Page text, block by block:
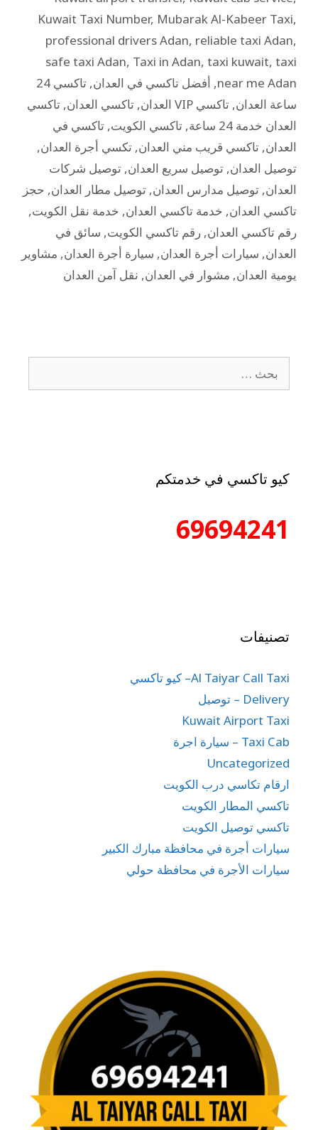
Kuwait Taxi Number, Mubarak Al-Kabeer Taxi,
professional drivers Adan, reliable taxi Adan,
safe taxi Adan, Taxi in Adan, taxi kuwait, taxi
near me Adan
, أفضل تاكسي في العدان,
تاكسي 24
ساعة العدان, تاكسي VIP العدان , تاكسي العدان, تاكسي
العدان خدمة 24 ساعة
, تاكسي الكويت, تاكسي في
العدان, تاكسي قريب مني العدان, تكسي أجرة العدان,
توصيل العدان, توصيل سريع العدان, توصيل شركات
العدان, توصيل مدارس العدان, توصيل مطار العدان, حجز
تاكسي العدان, خدمة تاكسي العدان, خدمة نقل الكويت,
رقم تاكسي العدان, رقم تاكسي الكويت, سائق في
العدان, سيارات أجرة العدان, سيارة أجرة العدان, مشاوير
يومية العدان, مشوار في العدان, نقل آمن العدان
كيو تاكسي في خدمتكم
69694241
تصنيفات
Al Taiyar Call Taxi– كيو تاكسي
Delivery – توصيل
Kuwait Airport Taxi
Taxi Cab – سيارة اجرة
Uncategorized
ارقام تكاسي درب الكويت
تاكسي المطار الكويت
تاكسي توصيل الكويت
سيارات أجرة في محافظة مبارك الكبير
سيارات الأجرة في محافظة حولي